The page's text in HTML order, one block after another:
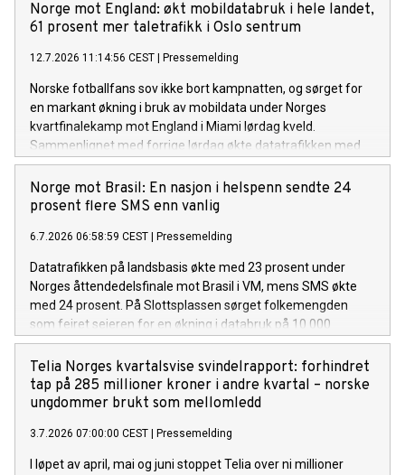
Norge mot England: økt mobildatabruk i hele landet,
61 prosent mer taletrafikk i Oslo sentrum
12.7.2026 11:14:56 CEST Pressemelding
Norske fotballfans sov ikke bort kampnatten, og sørget for
en markant økning i bruk av mobildata under Norges
kvartfinalekamp mot England i Miami lørdag kveld.
Sammenlignet med forrige lørdag økte datatrafikken med
26 prosent, mens SMS-trafikken økte med hele 70 prosent.
Økningen var spesielt stor i Oslo sentrum.
Norge mot Brasil: En nasjon i helspenn sendte 24
prosent flere SMS enn vanlig
6.7.2026 06:58:59 CEST Pressemelding
Datatrafikken på landsbasis økte med 23 prosent under
Norges åttendedelsfinale mot Brasil i VM, mens SMS økte
med 24 prosent. På Slottsplassen sørget folkemengden
som feiret seieren for en økning i databruk på 10 000
prosent.
Telia Norges kvartalsvise svindelrapport: forhindret
tap på 285 millioner kroner i andre kvartal – norske
ungdommer brukt som mellomledd
3.7.2026 07:00:00 CEST Pressemelding
I løpet av april, mai og juni stoppet Telia over ni millioner